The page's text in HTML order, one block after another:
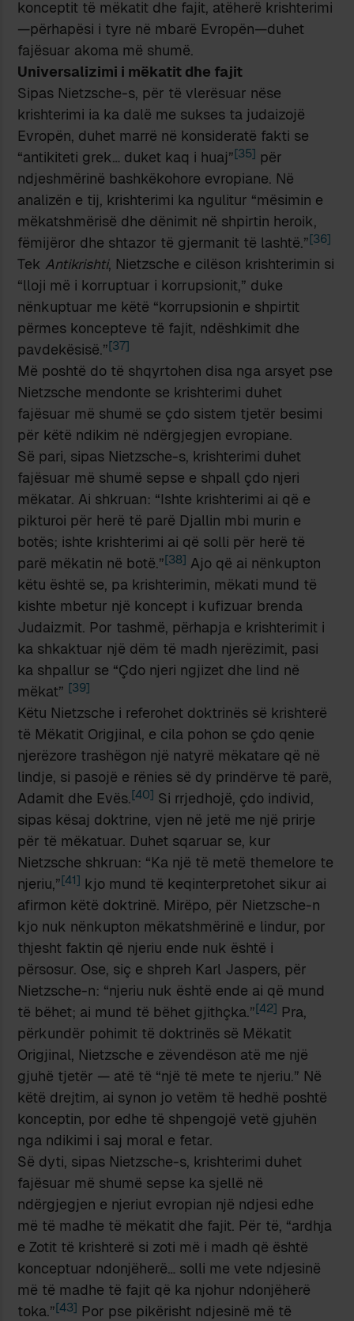
konceptit të mëkatit dhe fajit, atëherë krishterimi
—përhapësi i tyre në mbarë Evropën—duhet
fajësuar akoma më shumë.
Universalizimi i mëkatit dhe fajit
Sipas Nietzsche-s, për të vlerësuar nëse
krishterimi ia ka dalë me sukses ta judaizojë
Evropën, duhet marrë në konsideratë fakti se
“antikiteti grek… duket kaq i huaj”[35] për
ndjeshmërinë bashkëkohore evropiane. Në
analizën e tij, krishterimi ka ngulitur “mësimin e
mëkatshmërisë dhe dënimit në shpirtin heroik,
fëmijëror dhe shtazor të gjermanit të lashtë.”[36]
Tek Antikrishti, Nietzsche e cilëson krishterimin si
“lloji më i korruptuar i korrupsionit,” duke
nënkuptuar me këtë “korrupsionin e shpirtit
përmes koncepteve të fajit, ndëshkimit dhe
pavdekësisë.”[37]
Më poshtë do të shqyrtohen disa nga arsyet pse
Nietzsche mendonte se krishterimi duhet
fajësuar më shumë se çdo sistem tjetër besimi
për këtë ndikim në ndërgjegjen evropiane.
Së pari, sipas Nietzsche-s, krishterimi duhet
fajësuar më shumë sepse e shpall çdo njeri
mëkatar. Ai shkruan: “Ishte krishterimi ai që e
pikturoi për herë të parë Djallin mbi murin e
botës; ishte krishterimi ai që solli për herë të
parë mëkatin në botë.”[38] Ajo që ai nënkupton
këtu është se, pa krishterimin, mëkati mund të
kishte mbetur një koncept i kufizuar brenda
Judaizmit. Por tashmë, përhapja e krishterimit i
ka shkaktuar një dëm të madh njerëzimit, pasi
ka shpallur se “Çdo njeri ngjizet dhe lind në
mëkat” [39]
Këtu Nietzsche i referohet doktrinës së krishterë
të Mëkatit Origjinal, e cila pohon se çdo qenie
njerëzore trashëgon një natyrë mëkatare që në
lindje, si pasojë e rënies së dy prindërve të parë,
Adamit dhe Evës.[40] Si rrjedhojë, çdo individ,
sipas kësaj doktrine, vjen në jetë me një prirje
për të mëkatuar. Duhet sqaruar se, kur
Nietzsche shkruan: “Ka një të metë themelore te
njeriu,”[41] kjo mund të keqinterpretohet sikur ai
afirmon këtë doktrinë. Mirëpo, për Nietzsche-n
kjo nuk nënkupton mëkatshmërinë e lindur, por
thjesht faktin që njeriu ende nuk është i
përsosur. Ose, siç e shpreh Karl Jaspers, për
Nietzsche-n: “njeriu nuk është ende ai që mund
të bëhet; ai mund të bëhet gjithçka.”[42] Pra,
përkundër pohimit të doktrinës së Mëkatit
Origjinal, Nietzsche e zëvendëson atë me një
gjuhë tjetër — atë të “një të mete te njeriu.” Në
këtë drejtim, ai synon jo vetëm të hedhë poshtë
konceptin, por edhe të shpengojë vetë gjuhën
nga ndikimi i saj moral e fetar.
Së dyti, sipas Nietzsche-s, krishterimi duhet
fajësuar më shumë sepse ka sjellë në
ndërgjegjen e njeriut evropian një ndjesi edhe
më të madhe të mëkatit dhe fajit. Për të, “ardhja
e Zotit të krishterë si zoti më i madh që është
konceptuar ndonjëherë… solli me vete ndjesinë
më të madhe të fajit që ka njohur ndonjëherë
toka.”[43] Por pse pikërisht ndjesinë më të